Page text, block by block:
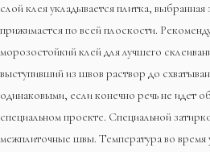
слой клея укладывается плитка,
прижимается по всей плоскости.
морозостойкий клей для лучшего
выступивший из швов раствор до
одинаковыми, если конечно речь не идет
специальном проекте. Специальной
межплиточные швы. Температура во время